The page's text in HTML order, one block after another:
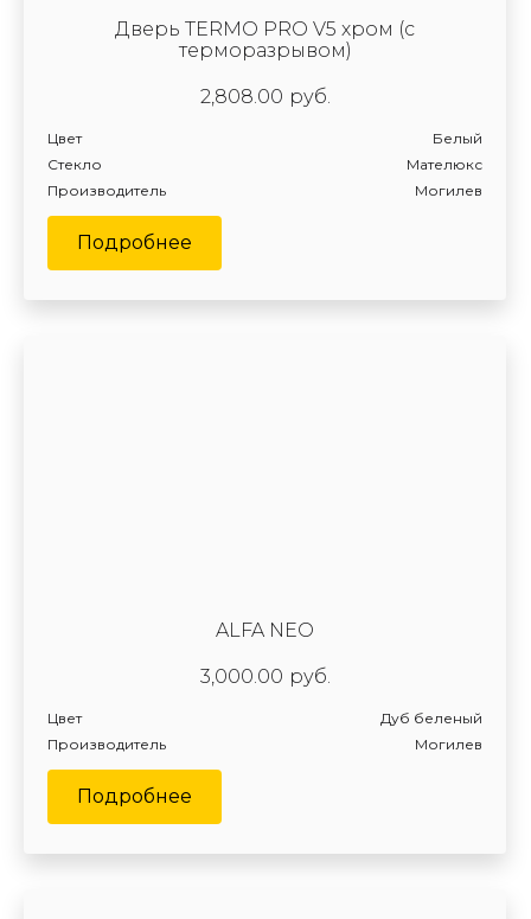
Дверь TERMO PRO V5 хром (с
терморазрывом)
руб.
2,808.00
Цвет Белый
Производитель Могилев
Стекло Мателюкс
Подробнее
ALFA NEO
руб.
3,000.00
Цвет
Дуб беленый
Производитель
Могилев
Подробнее